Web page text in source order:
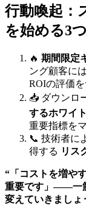
行動喚起：
を始める3
🔥 期間限定
ング顧客に
ROIの評価
📥 ダウンロ
するホワイ
重要指標を
📞 技術者に
得する リス
“「コストを増や
重要です」――一
変えていきましょ